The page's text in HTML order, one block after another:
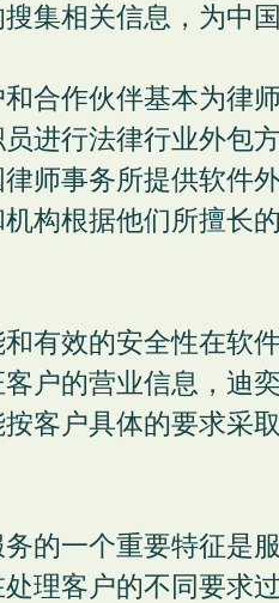
集相关信息，为中
合作伙伴基本为律
进行法律行业外包
师事务所提供软件
构根据他们所擅长
有效的安全性在软
户的营业信息，迪
客户具体的要求采
的一个重要特征是
理客户的不同要求